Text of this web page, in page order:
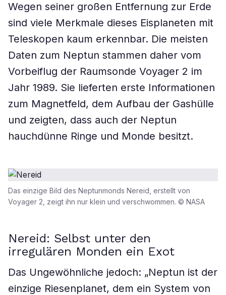
Wegen seiner großen Entfernung zur Erde
sind viele Merkmale dieses Eisplaneten mit
Teleskopen kaum erkennbar. Die meisten
Daten zum Neptun stammen daher vom
Vorbeiflug der Raumsonde Voyager 2 im
Jahr 1989. Sie lieferten erste Informationen
zum Magnetfeld, dem Aufbau der Gashülle
und zeigten, dass auch der Neptun
hauchdünne Ringe und Monde besitzt.
Das einzige Bild des Neptunmonds Nereid, erstellt von
Voyager 2, zeigt ihn nur klein und verschwommen. © NASA
Nereid: Selbst unter den
irregulären Monden ein Exot
Das Ungewöhnliche jedoch: „Neptun ist der
einzige Riesenplanet, dem ein System von